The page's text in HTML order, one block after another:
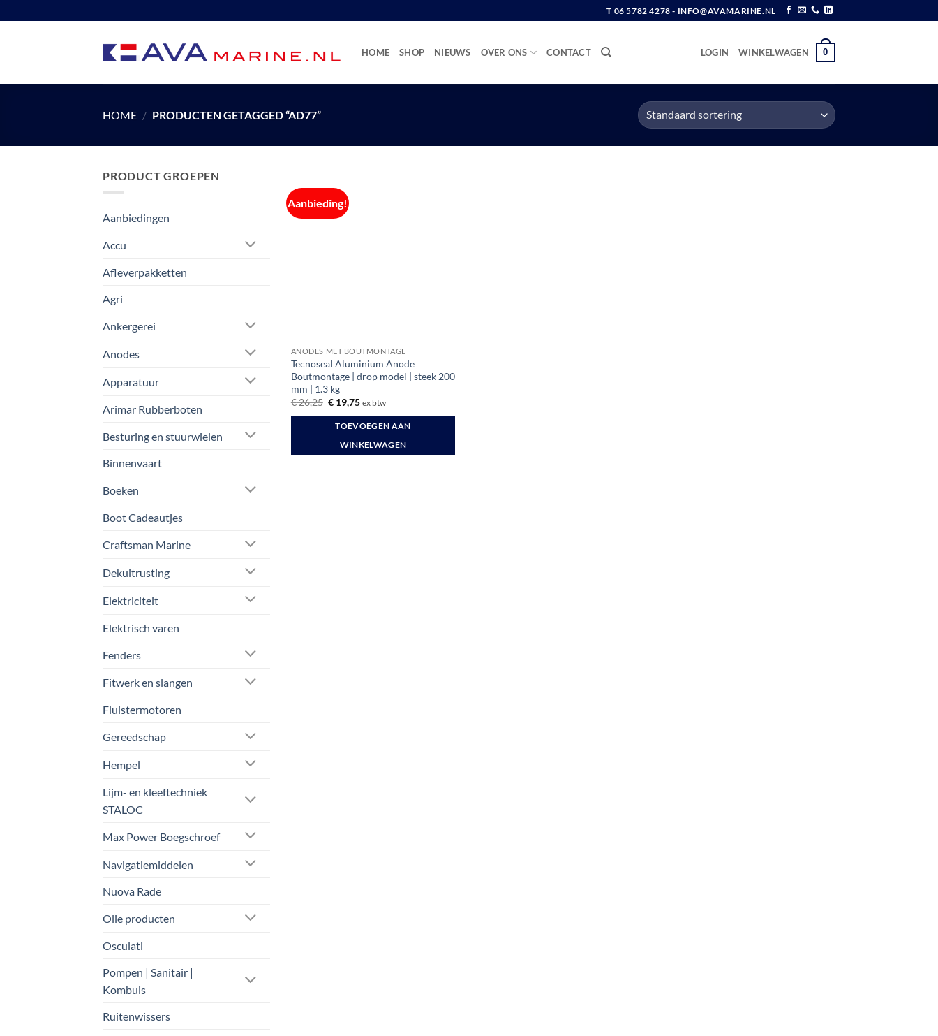
naar
T 06 5782 4278 - INFO@AVAMARINE.NL
HOME SHOP NIEUWS OVER ONS CONTACT LOGIN WINKELWAGEN 0
HOME / PRODUCTEN GETAGGED “AD77”
PRODUCT GROEPEN
Aanbiedingen
Accu
Afleverpakketten
Agri
Ankergerei
Anodes
Apparatuur
Arimar Rubberboten
Besturing en stuurwielen
Binnenvaart
Boeken
Boot Cadeautjes
Craftsman Marine
Dekuitrusting
Elektriciteit
Elektrisch varen
Fenders
Fitwerk en slangen
Fluistermotoren
Gereedschap
Hempel
Lijm- en kleeftechniek
STALOC
Max Power Boegschroef
Navigatiemiddelen
Nuova Rade
Olie producten
Osculati
Pompen | Sanitair |
Kombuis
Ruitenwissers
Aanbieding!
ANODES MET BOUTMONTAGE
Tecnoseal Aluminium Anode
Boutmontage | drop model | steek 200
mm | 1.3 kg
€26,25 Oorspronkelijke
prijs
was:
€ 26,25.
€ 19,75Huidige
is:
€ 19,75.
ex btw
TOEVOEGEN AAN
WINKELWAGEN